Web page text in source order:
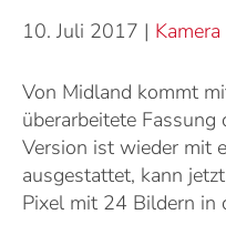
10. Juli 2017 | Kamera
Von Midland kommt
überarbeitete
Version ist wieder mit
ausgestattet, kann
Pixel mit 24 Bildern in